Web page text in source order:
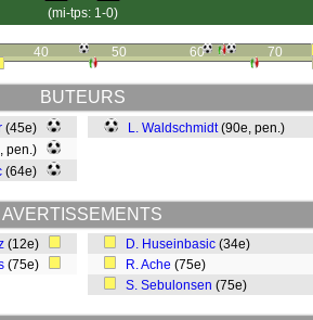
(mi-tps: 1-0)
40 50 60 70
BUTEURS
(45e)
pen.)
(64e)
L. Waldschmidt(90e, pen.)
AVERTISSEMENTS
(12e)
(75e)
D. Huseinbasic (34e)
R. Ache (75e)
S. Sebulonsen (75e)